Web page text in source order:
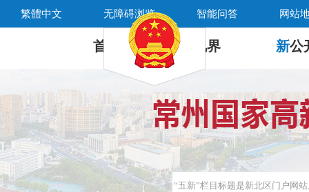
繁體中文 无障碍浏览 智能问答 网站
首 页 新 视界 新公